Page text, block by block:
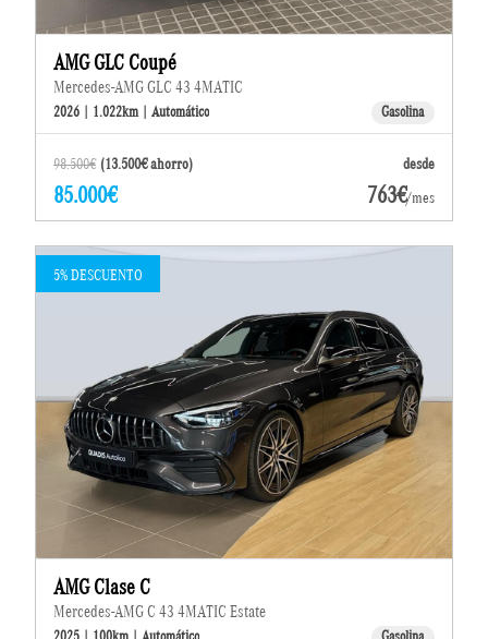
AMG GLC Coupé
Mercedes-AMG GLC 43 4MATIC
2026 | 1.022km | Automático Gasolina
98.500€ (13.500€ ahorro) desde
85.000€ 763€/mes
5% DESCUENTO
AMG Clase C
Mercedes-AMG C 43 4MATIC Estate